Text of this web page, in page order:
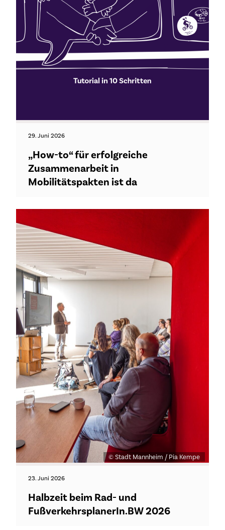
29. Juni 2026
„How-to“ für erfolgreiche
Zusammenarbeit in
Mobilitätspakten ist da
© Stadt Mannheim / Pia Kempe
23. Juni 2026
Halbzeit beim Rad- und
FußverkehrsplanerIn.BW 2026